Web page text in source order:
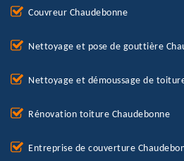
Couvreur Chaudebonne
Nettoyage et pose de gouttière
Nettoyage et démoussage de
Rénovation toiture Chaudebonne
Entreprise de couverture